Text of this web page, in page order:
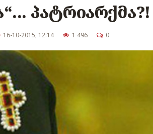
პატრიარქმა?!
16-10-2015, 12:14 1 496 0